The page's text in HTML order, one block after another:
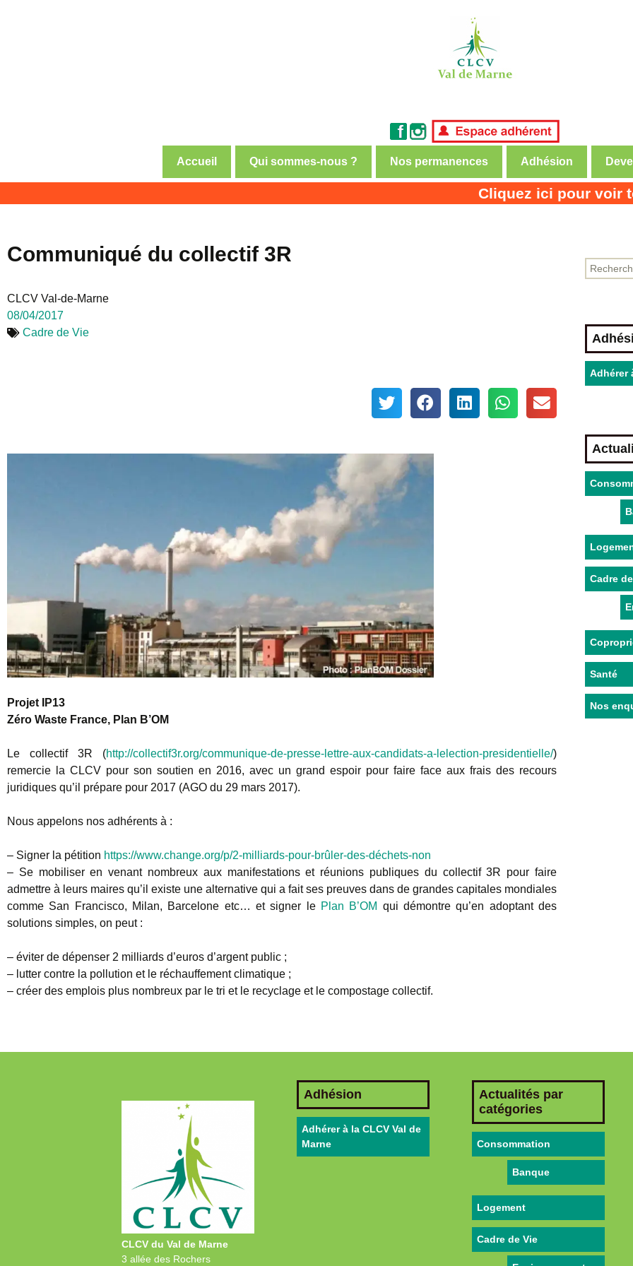
Accueil Qui sommes-nous ? Nos permanences Adhésion
CLCV Val de Marne
Cliquez ici pour voir
Communiqué du collectif 3R
CLCV Val-de-Marne
08/04/2017
Cadre de Vie
Projet IP13
Zéro Waste France, Plan B’OM
Le collectif 3R (http://collectif3r.org/communique-de-presse-lettre-aux-candidats-a-lelection-presidentielle/)
remercie la CLCV pour son soutien en 2016, avec un grand espoir pour faire face aux frais des recours
juridiques qu’il prépare pour 2017 (AGO du 29 mars 2017).
Nous appelons nos adhérents à :
– Signer la pétition https://www.change.org/p/2-milliards-pour-brûler-des-déchets-non
– Se mobiliser en venant nombreux aux manifestations et réunions publiques du collectif 3R pour faire
admettre à leurs maires qu’il existe une alternative qui a fait ses preuves dans de grandes capitales mondiales
comme San Francisco, Milan, Barcelone etc… et signer le Plan B’OM qui démontre qu’en adoptant des
solutions simples, on peut :
– éviter de dépenser 2 milliards d’euros d’argent public ;
– lutter contre la pollution et le réchauffement climatique ;
– créer des emplois plus nombreux par le tri et le recyclage et le compostage collectif.
Adhérer
Cadre
Santé
Nos
CLCV du Val de Marne
3 allée des Rochers
Adhésion
Adhérer à la CLCV Val de
Marne
Actualités par
catégories
Consommation
Banque
Logement
Cadre de Vie